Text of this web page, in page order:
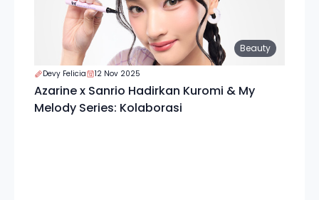
Beauty
Devy Felicia 12 Nov 2025
Azarine x Sanrio Hadirkan Kuromi & My
Melody Series: Kolaborasi